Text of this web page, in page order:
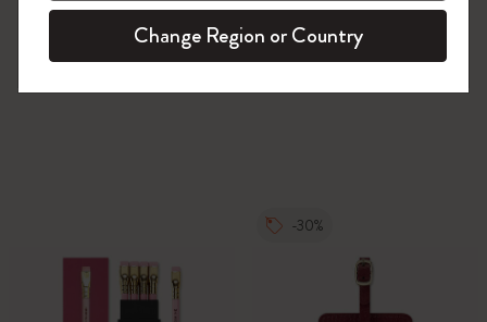
-30%
今すぐ会員登録 !
Change Region or Country